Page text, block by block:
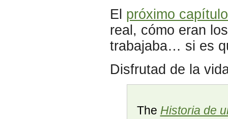
El próximo capítulo
real, cómo eran
trabajaba… si es
Disfrutad de la
The Historia de